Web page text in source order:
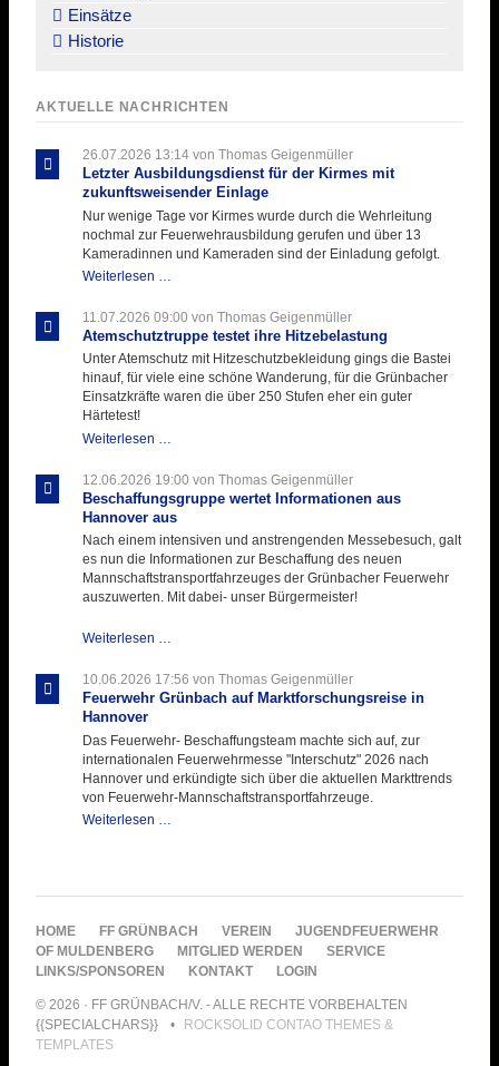
Einsätze
Historie
AKTUELLE NACHRICHTEN
26.07.2026 13:14von Thomas Geigenmüller
Letzter Ausbildungsdienst für der Kirmes mit
zukunftsweisender Einlage
Nur wenige Tage vor Kirmes wurde durch die Wehrleitung
nochmal zur Feuerwehrausbildung gerufen und über 13
Kameradinnen und Kameraden sind der Einladung gefolgt.
Weiterlesen …
für
der
Kirmes
mit
zukunftsweisender
11.07.2026 09:00 von Thomas Geigenmüller
Atemschutztruppe testet ihre Hitzebelastung
Unter Atemschutz mit Hitzeschutzbekleidung gings die Bastei
hinauf, für viele eine schöne Wanderung, für die Grünbacher
Einsatzkräfte waren die über 250 Stufen eher ein guter
Härtetest!
Weiterlesen …
ihre
Hitzebelastung
12.06.2026 19:00 von Thomas Geigenmüller
Beschaffungsgruppe wertet Informationen aus
Hannover aus
Nach einem intensiven und anstrengenden Messebesuch, galt
es nun die Informationen zur Beschaffung des neuen
Mannschaftstransportfahrzeuges der Grünbacher Feuerwehr
auszuwerten. Mit dabei- unser Bürgermeister!
Weiterlesen …
Informationen
aus
10.06.2026 17:56 von Thomas Geigenmüller
Feuerwehr Grünbach auf Marktforschungsreise in
Hannover
Das Feuerwehr- Beschaffungsteam machte sich auf, zur
internationalen Feuerwehrmesse "Interschutz" 2026 nach
Hannover und erkündigte sich über die aktuellen Markttrends
von Feuerwehr-Mannschaftstransportfahrzeuge.
Weiterlesen …
in
NAVIGATION
ÜBERSPRINGEN
HOME FF GRÜNBACH VEREIN
JUGENDFEUERWEHR
OF MULDENBERG
MITGLIED WERDEN
SERVICE
LINKS/SPONSOREN
KONTAKT LOGIN
© 2026 · FF GRÜNBACH/V. - ALLE RECHTE VORBEHALTEN
{{SPECIALCHARS}}
ROCKSOLID CONTAO THEMES &
TEMPLATES